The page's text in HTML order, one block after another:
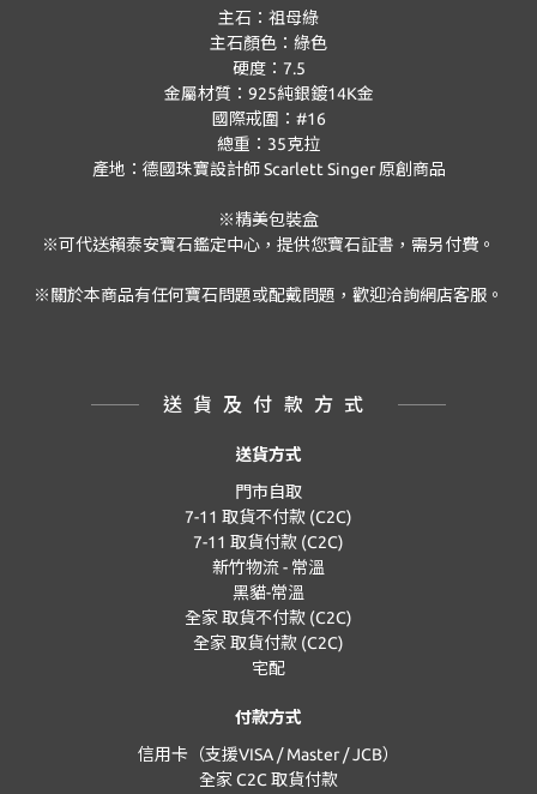
主石：祖母綠
主石顏色：綠色
硬度： 7.5
金屬材質： 925純銀鍍14K金
國際戒圍： #16
總重： 35克拉
產地：德國珠寶設計師Scarlett Singer 原創商品
※精美包裝盒
※可代送賴泰安寶石鑑定中心，提供您寶石証書，需另付費。
※關於本商品有任何寶石問題或配戴問題，歡迎洽詢網店客服。
送貨及付款方式
送貨方式
門市自取
7-11 取貨不付款 (C2C)
7-11 取貨付款 (C2C)
新竹物流 - 常溫
黑貓-常溫
全家 取貨不付款 (C2C)
全家 取貨付款 (C2C)
宅配
付款方式
信用卡（支援VISA / Master / JCB）
全家 C2C 取貨付款